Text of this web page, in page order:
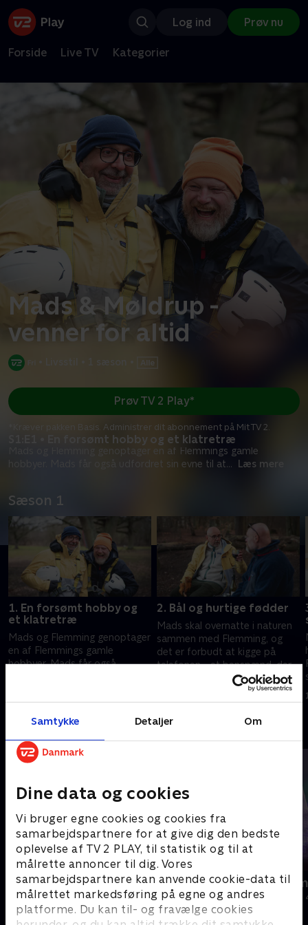
Samtykke Detaljer Om
Dine data og cookies
Vi bruger egne cookies og cookies fra
samarbejdspartnere for at give dig den bedste
oplevelse af TV 2 PLAY, til statistik og til at
målrette annoncer til dig. Vores
samarbejdspartnere kan anvende cookie-data til
målrettet markedsføring på egne og andres
platforme. Du kan til- og fravælge cookies
Log ind Prøv nu
Forside Live TV Kategorier
Mads & Møldrup -
venner for altid
S1:E1 • En forsømt hobby og et klatretræ
Mads og Flemming genoptager en af Flemmings gamle
hobbyer. Mads får også udfordret sin evne til at... Læs mere
Prøv TV 2 Play*
*Kræver pakken Basis. Administrer dit abonnement på Mit TV 2.
Sæson 1
1. En forsømt hobby og
et klatretræ
Mads og Flemming genoptager
en af Flemmings gamle
hobbyer. Mads får også
overlade kontrollen til
Flemming?.
2. Bål og hurtige fødder
Mads skal overnatte i naturen
sammen med Flemming, og
det er forbudt at kigge på
telefonen - et benspænd, der
bliver udfordrende for dem
3. oktober 2023 • 27 min
Andre så også
Beier bygger
Livsstil • 1 sæsoner
Julelys for
2022 • Livsstil •